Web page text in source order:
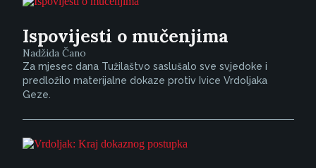
Ispovijesti o mučenjima
Nadžida Čano
Za mjesec dana Tužilaštvo saslušalo sve svjedoke i
predložilo materijalne dokaze protiv Ivice Vrdoljaka
Geze.